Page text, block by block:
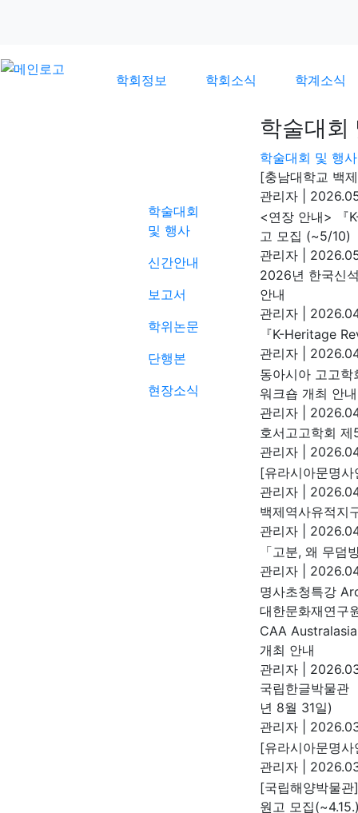
학회정보 학회소식 학계소식
학술대회
및 행사
신간안내
보고서
학위논문
단행본
현장소식
학술대회
학술대회 및 행사
[충남대학교 백
관리자
<연장 안내> 『
고 모집 (~5/10)
관리자
2026년 한국신
안내
관리자
『K-Heritage
관리자
동아시아 고고
워크숍 개최 안내
관리자
호서고고학회
관리자
[유라시아문명
관리자
백제역사유적지
관리자
「고분, 왜 무덤
관리자
명사초청특강
대한문화재연구
CAA
개최 안내
관리자
국립한글박물관
년 8월 31일)
관리자
[유라시아문명
관리자
[국립해양박물
원고 모집